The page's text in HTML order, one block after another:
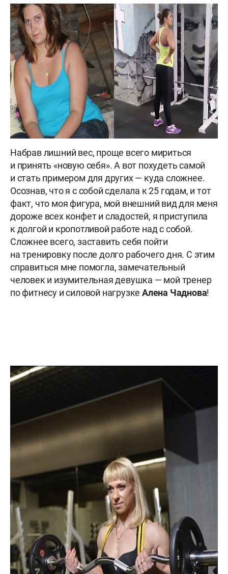
Набрав лишний вес, проще всего мириться
и принять «новую себя». А вот похудеть самой
и стать примером для других — куда сложнее.
Осознав, что я с собой сделала к 25 годам, и тот
факт, что моя фигура, мой внешний вид для меня
дороже всех конфет и сладостей, я приступила
к долгой и кропотливой работе над с собой.
Сложнее всего, заставить себя пойти
на тренировку после долго рабочего дня. С этим
справиться мне помогла, замечательный
человек и изумительная девушка — мой тренер
по фитнесу и силовой нагрузке Алена Чаднова!